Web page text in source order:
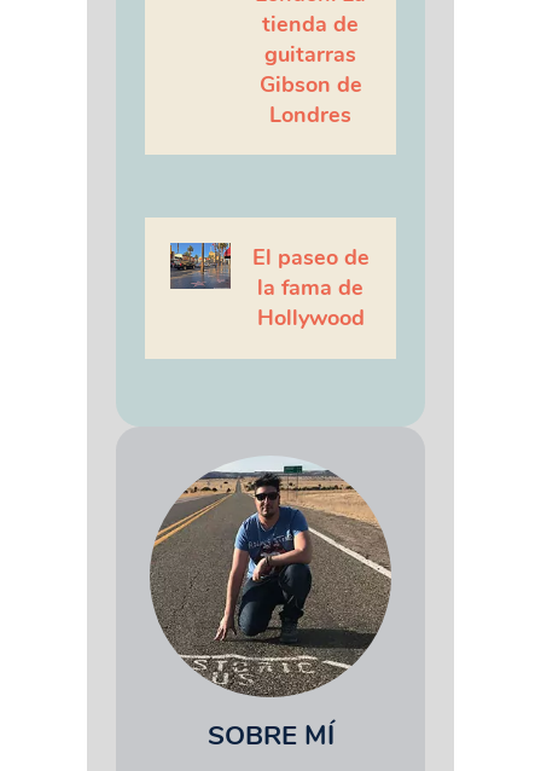
tienda de
guitarras
Gibson de
Londres
El paseo de
la fama de
Hollywood
SOBRE MÍ